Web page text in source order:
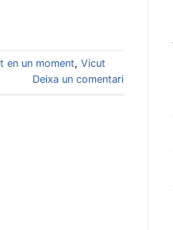
en un moment, Vicut
Deixa un comentari